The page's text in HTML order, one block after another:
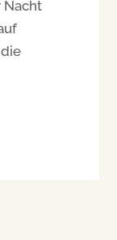
Nacht